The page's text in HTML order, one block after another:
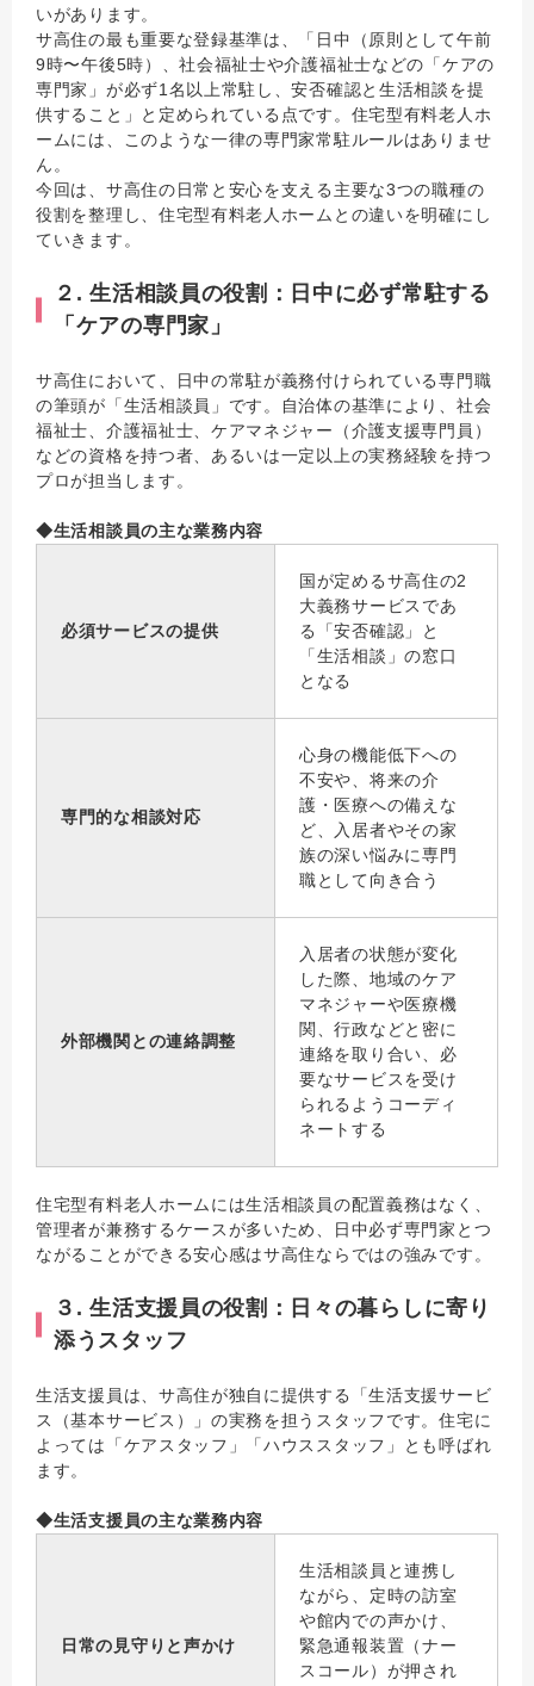
いがあります。
サ高住の最も重要な登録基準は、「日中（原則として午前
9時〜午後5時）、社会福祉士や介護福祉士などの「ケアの
専門家」が必ず1名以上常駐し、安否確認と生活相談を提
供すること」と定められている点です。住宅型有料老人ホ
ームには、このような一律の専門家常駐ルールはありませ
ん。
今回は、サ高住の日常と安心を支える主要な3つの職種の
役割を整理し、住宅型有料老人ホームとの違いを明確にし
ていきます。
２. 生活相談員の役割：日中に必ず常駐する
「ケアの専門家」
サ高住において、日中の常駐が義務付けられている専門職
の筆頭が「生活相談員」です。自治体の基準により、社会
福祉士、介護福祉士、ケアマネジャー（介護支援専門員）
などの資格を持つ者、あるいは一定以上の実務経験を持つ
プロが担当します。
◆生活相談員の主な業務内容
必須サービスの提供
国が定めるサ高住の2
大義務サービスであ
る「安否確認」と
「生活相談」の窓口
となる
専門的な相談対応
心身の機能低下への
不安や、将来の介
護・医療への備えな
ど、入居者やその家
族の深い悩みに専門
職として向き合う
外部機関との連絡調整
入居者の状態が変化
した際、地域のケア
マネジャーや医療機
関、行政などと密に
連絡を取り合い、必
要なサービスを受け
られるようコーディ
ネートする
住宅型有料老人ホームには生活相談員の配置義務はなく、
管理者が兼務するケースが多いため、日中必ず専門家とつ
ながることができる安心感はサ高住ならではの強みです。
３. 生活支援員の役割：日々の暮らしに寄り
添うスタッフ
生活支援員は、サ高住が独自に提供する「生活支援サービ
ス（基本サービス）」の実務を担うスタッフです。住宅に
よっては「ケアスタッフ」「ハウススタッフ」とも呼ばれ
ます。
◆生活支援員の主な業務内容
日常の見守りと声かけ
生活相談員と連携し
ながら、定時の訪室
や館内での声かけ、
緊急通報装置（ナー
スコール）が押され